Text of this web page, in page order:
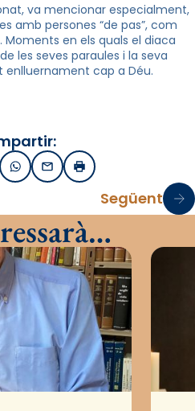
va mencionar especialment,
amb persones “de pas”, com
en els quals el diaca
les seves paraules i la seva
cap a Déu.
WhatsApp
EmailImprimir
Següent